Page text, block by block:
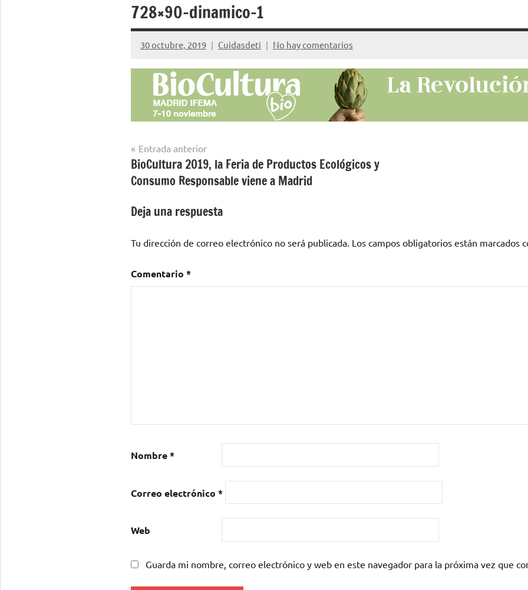
728×90-dinamico-1
30 octubre, 2019 Cuidasdeti No hay comentarios
Navegación
de
entradas
Entrada anterior
BioCultura 2019, la Feria de Productos Ecológicos y
Consumo Responsable viene a Madrid
Deja una respuesta
Tu dirección de correo electrónico no será publicada. Los campos obligatorios están marcados
Comentario *
Nombre*
Correo electrónico *
Web
Guarda mi nombre, correo electrónico y web en este navegador para la próxima vez que